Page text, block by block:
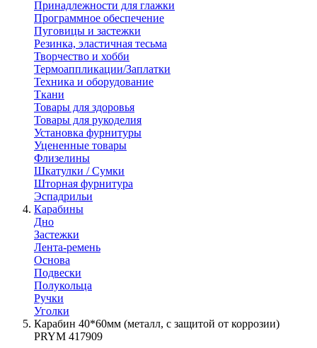
Принадлежности для глажки
Программное обеспечение
Пуговицы и застежки
Резинка, эластичная тесьма
Творчество и хобби
Термоаппликации/Заплатки
Техника и оборудование
Ткани
Товары для здоровья
Товары для рукоделия
Установка фурнитуры
Уцененные товары
Флизелины
Шкатулки / Сумки
Шторная фурнитура
Эспадрильи
Карабины
Дно
Застежки
Лента-ремень
Основа
Подвески
Полукольца
Ручки
Уголки
Карабин 40*60мм (металл, с защитой от коррозии)
PRYM 417909